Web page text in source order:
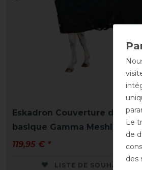
Eskadron Couverture de pré
basique Gamma Meshlining
119,95 € *
LISTE DE SOUHAITS
Le
de
des